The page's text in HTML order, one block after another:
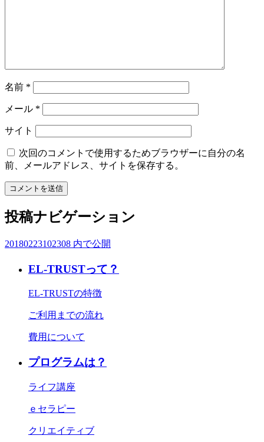
名前 *
メール *
サイト
次回のコメントで使用するためブラウザーに自分の名
前、メールアドレス、サイトを保存する。
投稿ナビゲーション
20180223102308 内で公開
EL-TRUSTって？
EL-TRUSTの特徴
ご利用までの流れ
費用について
プログラムは？
ライフ講座
ｅセラピー
クリエイティブ